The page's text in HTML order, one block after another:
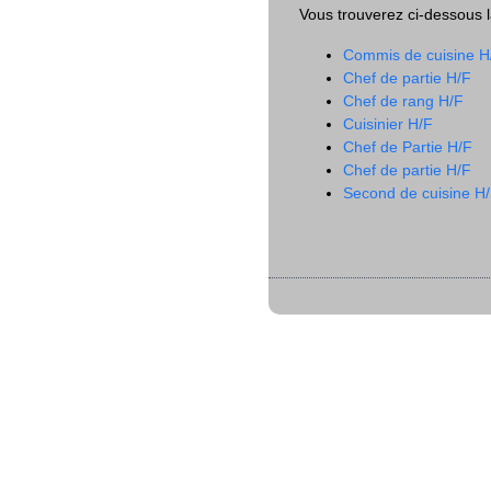
Vous trouverez ci-dessous
Commis de cuisine
Chef de partie H/F
Chef de rang H/F
Cuisinier H/F
Chef de Partie H/F
Chef de partie H/F
Second de cuisine